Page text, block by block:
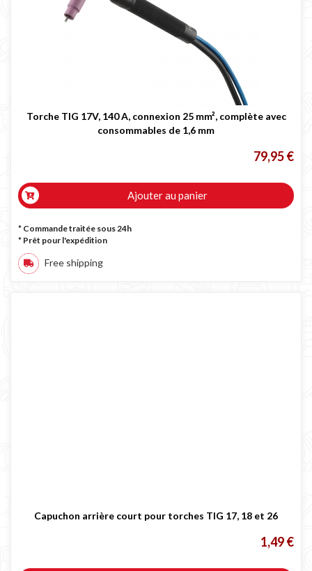
Torche TIG 17V, 140 A, connexion 25 mm², complète avec
consommables de 1,6 mm
79,95 €
Ajouter au panier
* Commande traitée sous 24h
* Prêt pour l'expédition
Free shipping
Capuchon arrière court pour torches TIG 17, 18 et 26
1,49 €